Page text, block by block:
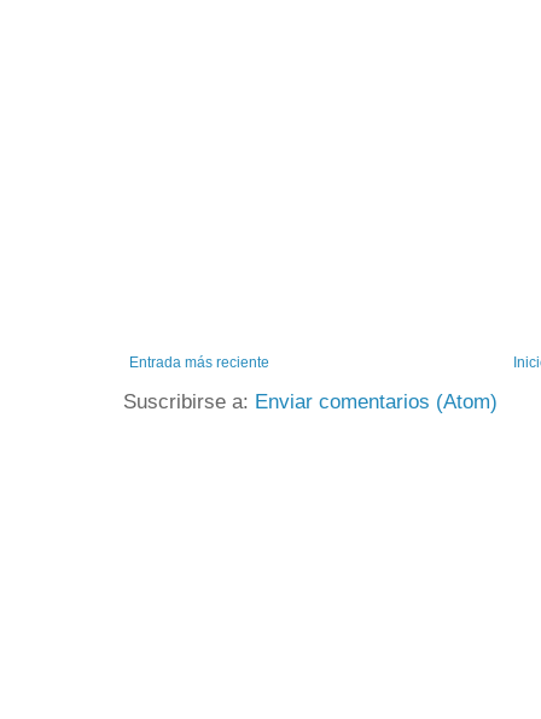
Entrada más reciente
Suscribirse a: Enviar comentarios (Atom)